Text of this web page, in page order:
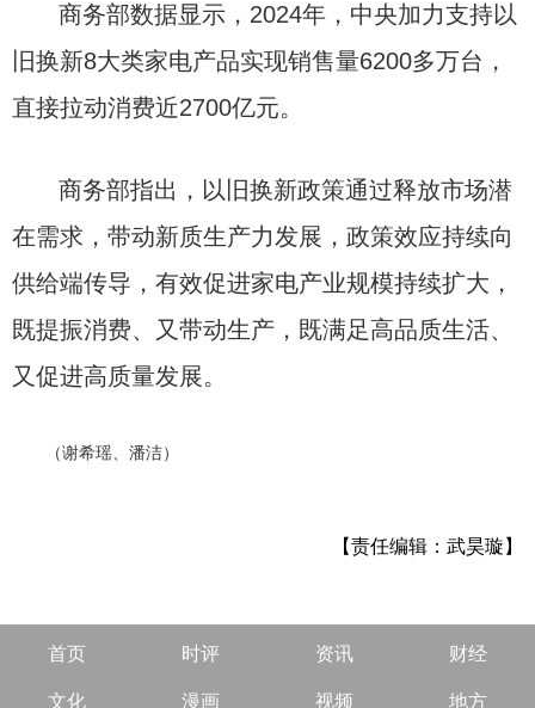
商务部数据显示，2024年，中央加力支持以
旧换新8大类家电产品实现销售量6200多万台，
直接拉动消费近2700亿元。
商务部指出，以旧换新政策通过释放市场潜
在需求，带动新质生产力发展，政策效应持续向
供给端传导，有效促进家电产业规模持续扩大，
既提振消费、又带动生产，既满足高品质生活、
又促进高质量发展。
（谢希瑶、潘洁）
【责任编辑：武昊璇】
首页 时评 资讯 财经
文化 漫画 视频 地方